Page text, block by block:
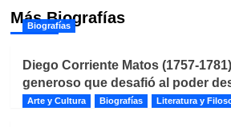
Más Biografías
Biografías
Diego Corriente Matos (1757-
generoso que desafió al poder
Arte y Cultura Biografías Literatura y